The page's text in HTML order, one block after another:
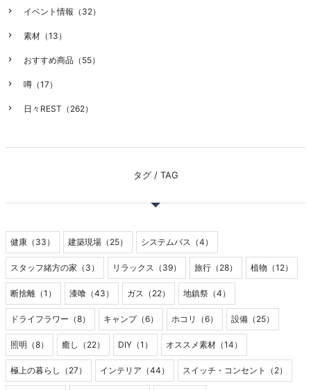
イベント情報（32）
素材（13）
おすすめ商品（55）
噂（17）
日々REST（262）
タグ / TAG
健康（33） 建築現場（25） システムバス（4）
スタッフ緒方の家（3） リラックス（39） 旅行（28） 植物（12）
断捨離（1） 漆喰（43） ガス（22） 地鎮祭（4）
ドライフラワー（8） キャンプ（6） ホコリ（6） 設備（25）
照明（8） 癒し（22） DIY（1） オススメ素材（14）
極上の暮らし（27） インテリア（44） スイッチ・コンセント（2）